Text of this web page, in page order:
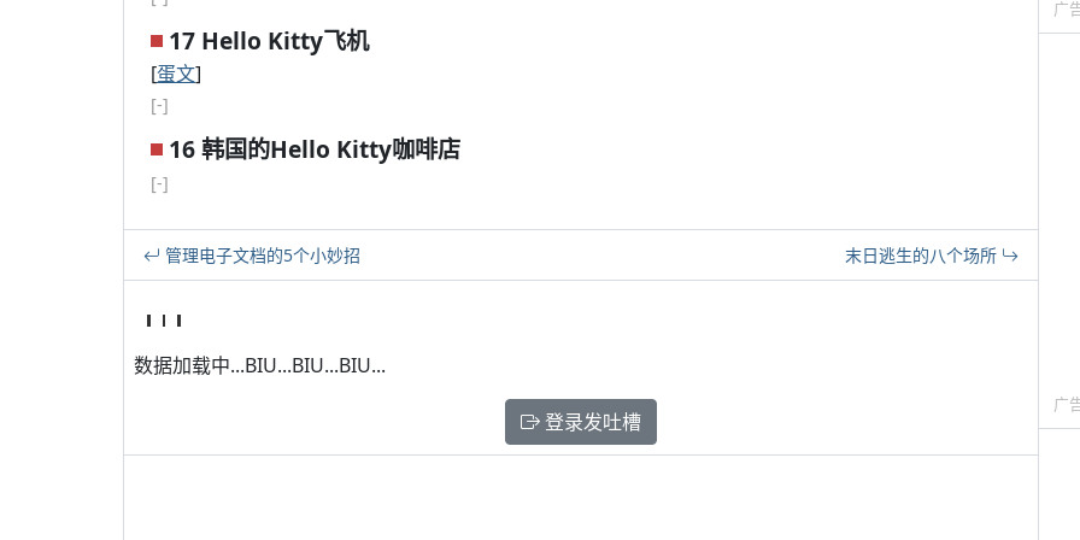
17 Hello Kitty飞机
[蛋文]
[-]
16 韩国的Hello Kitty咖啡店
[-]
管理电子文档的5个小妙招 末日逃生的八个场所
数据加载中...BIU...BIU...BIU...
登录发吐槽
广
广